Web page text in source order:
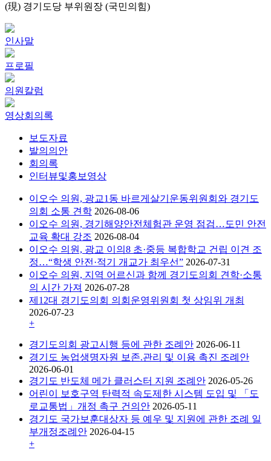
(現) 경기도당 부위원장 (국민의힘)
인사말
프로필
의원칼럼
영상회의록
보도자료
발의의안
회의록
인터뷰및홍보영상
이오수 의원, 광교1동 바르게살기운동위원회와 경기도
의회 소통 견학 2026-08-06
이오수 의원, 경기해양안전체험관 운영 점검…도민 안전
교육 확대 강조 2026-08-04
이오수 의원, 광교 이의8 초·중등 복합학교 건립 이견 조
정…“학생 안전·적기 개교가 최우선” 2026-07-31
이오수 의원, 지역 어르신과 함께 경기도의회 견학·소통
의 시간 가져 2026-07-28
제12대 경기도의회 의회운영위원회 첫 상임위 개최
2026-07-23
+
경기도의회 광고시행 등에 관한 조례안 2026-06-11
경기도 농업생명자원 보존.관리 및 이용 촉진 조례안
2026-06-01
경기도 반도체 메가 클러스터 지원 조례안 2026-05-26
어린이 보호구역 탄력적 속도제한 시스템 도입 및 「도
로교통법」개정 촉구 건의안 2026-05-11
경기도 국가보훈대상자 등 예우 및 지원에 관한 조례 일
부개정조례안 2026-04-15
+